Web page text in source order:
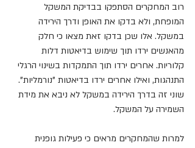
רוב המחקרים הסתפקו בבדיקת המשקל
המופחת, ולא בדקו את האופן ודרך הירידה
במשקל. אלו שכן בדקו זאת מצאו כי חלק
מהאנשים ירדו תוך שימוש בדיאטות דלות
קלוריות. אחרים ירדו תוך התמקדות בשינוי הרגלי
התנהגות, ואילו אחרים ירדו בדיאטות "נורמליות".
שוני זה בדרך הירידה במשקל לא ניבא את מידת
השמירה על המשקל.
למרות שהמחקרים מראים כי פעילות גופנית